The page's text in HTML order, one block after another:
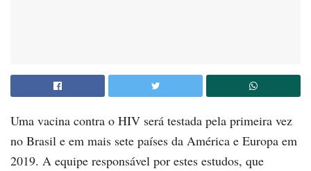
Uma vacina contra o HIV será testada pela primeira vez
no Brasil e em mais sete países da América e Europa em
2019. A equipe responsável por estes estudos, que